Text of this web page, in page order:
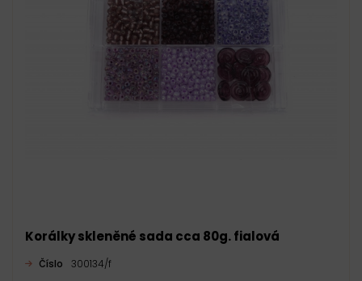
Korálky skleněné sada cca 80g. fialová
Číslo 300134/f